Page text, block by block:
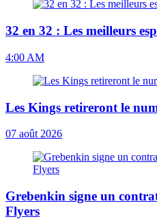
32 en 32 : Les meilleurs
4:00 AM
Les Kings retireront le
07 août 2026
Grebenkin signe un
Flyers